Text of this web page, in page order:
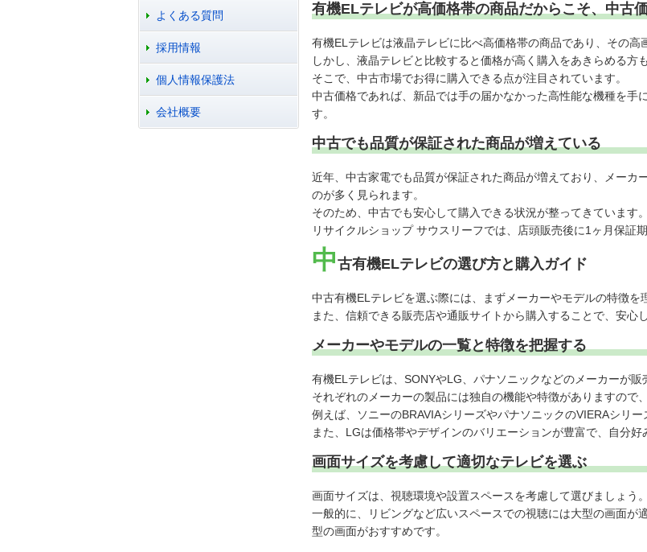
有機ELテレビが高価格帯の商品だからこそ、中古
有機ELテレビは液晶テレビに比べ高価格帯の商品であり、その高
しかし、液晶テレビと比較すると価格が高く購入をあきらめる方
そこで、中古市場でお得に購入できる点が注目されています。
中古価格であれば、新品では手の届かなかった高性能な機種を手
す。
中古でも品質が保証された商品が増えている
近年、中古家電でも品質が保証された商品が増えており、メーカ
のが多く見られます。
そのため、中古でも安心して購入できる状況が整ってきています。
リサイクルショップ サウスリーフでは、店頭販売後に1ヶ月保証
中古有機ELテレビの選び方と購入ガイド
中古有機ELテレビを選ぶ際には、まずメーカーやモデルの特徴を
また、信頼できる販売店や通販サイトから購入することで、安心
メーカーやモデルの一覧と特徴を把握する
有機ELテレビは、SONYやLG、パナソニックなどのメーカーが販
それぞれのメーカーの製品には独自の機能や特徴がありますので
例えば、ソニーのBRAVIAシリーズやパナソニックのVIERAシリ
また、LGは価格帯やデザインのバリエーションが豊富で、自分好
画面サイズを考慮して適切なテレビを選ぶ
画面サイズは、視聴環境や設置スペースを考慮して選びましょう。
一般的に、リビングなど広いスペースでの視聴には大型の画面
型の画面がおすすめです。
よくある質問
採用情報
個人情報保護法
会社概要